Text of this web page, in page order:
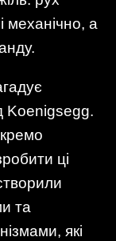
механічно, а
Koenigsegg.
ці
та
які